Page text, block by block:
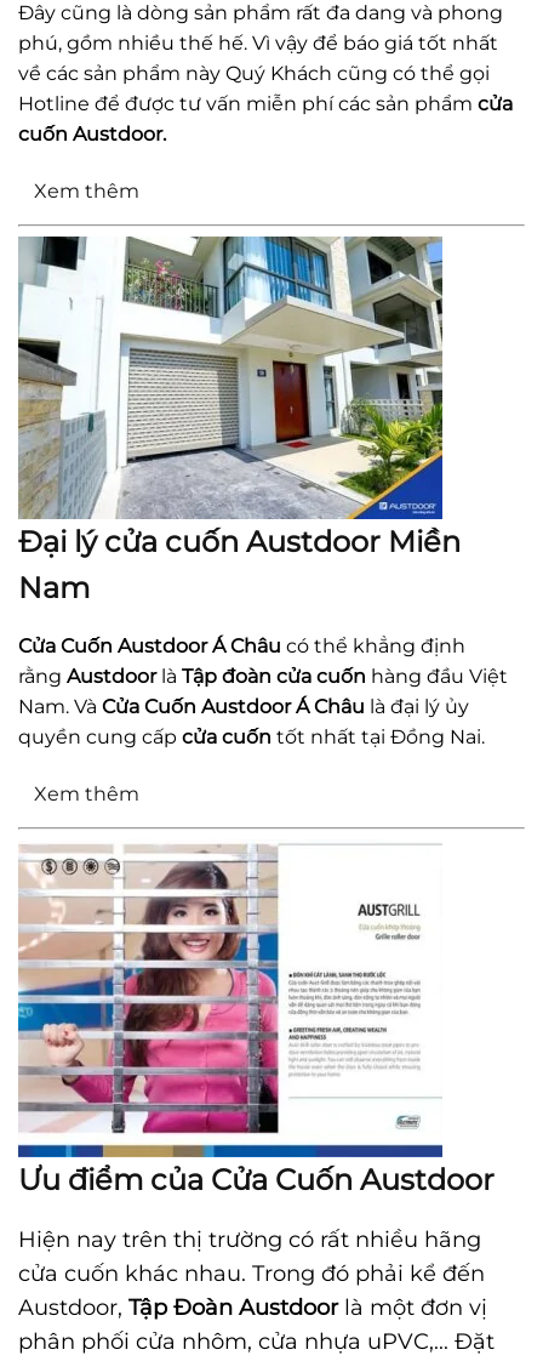
Đây cũng là dòng sản phẩm rất đa dang và phong
phú, gồm nhiều thế hế. Vì vậy để báo giá tốt nhất
về các sản phẩm này Quý Khách cũng có thể gọi
Hotline để được tư vấn miễn phí các sản phẩm cửa
cuốn Austdoor.
Xem thêm
Đại lý cửa cuốn Austdoor Miền
Nam
Cửa Cuốn Austdoor Á Châu có thể khẳng định
rằng Austdoorlà Tập đoàn cửa cuốn hàng đầu Việt
Nam. Và Cửa Cuốn Austdoor Á Châu là đại lý ủy
quyền cung cấp cửa cuốn tốt nhất tại Đồng Nai.
Xem thêm
Ưu điểm của Cửa Cuốn Austdoor
Hiện nay trên thị trường có rất nhiều hãng
cửa cuốn khác nhau. Trong đó phải kể đến
Austdoor, Tập Đoàn Austdoorlà một đơn vị
phân phối cửa nhôm, cửa nhựa uPVC,... Đặt